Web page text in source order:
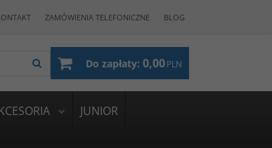
ZAMÓWIENIA TELEFONICZNE BLOG
Do zapłaty: 0,00PLN
JUNIOR